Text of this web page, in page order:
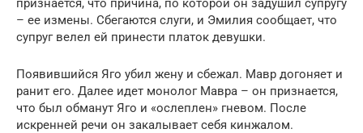
признается, что причина, по которой он задушил супругу
– ее измены. Сбегаются слуги, и Эмилия сообщает, что
супруг велел ей принести платок девушки.
Появившийся Яго убил жену и сбежал. Мавр догоняет и
ранит его. Далее идет монолог Мавра – он признается,
что был обманут Яго и «ослеплен» гневом. После
искренней речи он закалывает себя кинжалом.